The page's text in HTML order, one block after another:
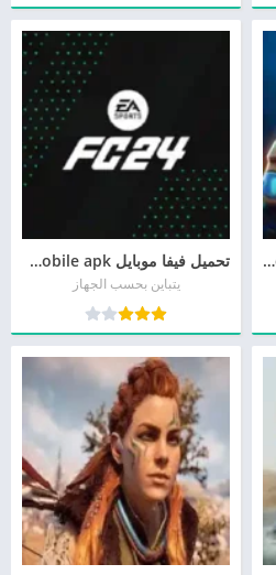
تحميل أساطير شادو غان Shadowgun Legends مجانا تحميل فيفا موبايل ea sports fc 26 mobile apk للأندرويد وللأيفون مجانا
يتباين بحسب الجهاز